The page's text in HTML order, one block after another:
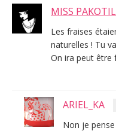
MISS
Les fraises
naturelles ! Tu
On ira peut être
ARIEL_KA
Non je